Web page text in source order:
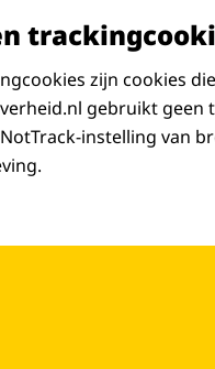
zijn cookies
gebruikt
instelling van